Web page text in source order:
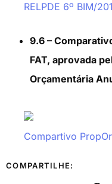
RELPDE 6º BIM/
9.6 –
FAT, aprovada
Orçamentária
Compartivo
COMPARTILHE: